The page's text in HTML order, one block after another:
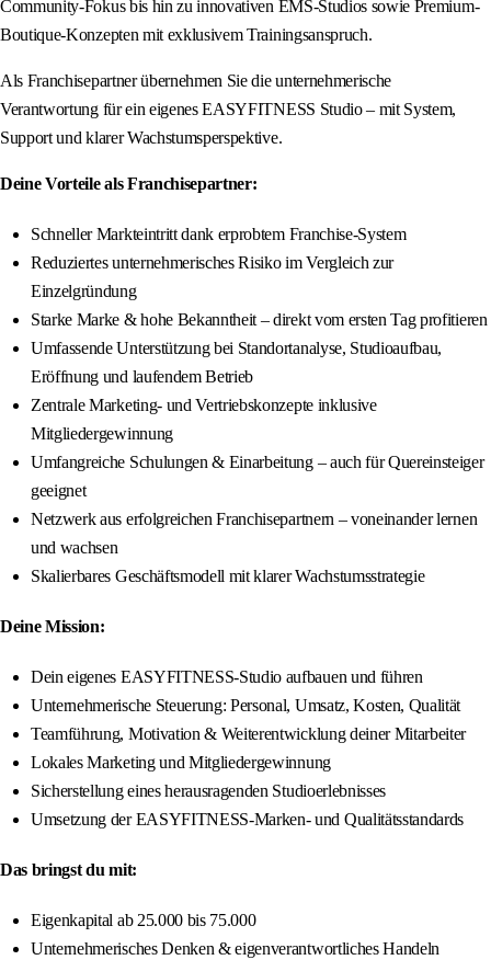
Community-Fokus bis hin zu innovativen EMS-Studios sowie Premium-
Boutique-Konzepten mit exklusivem Trainingsanspruch.
Als Franchisepartner übernehmen Sie die unternehmerische
Verantwortung für ein eigenes EASYFITNESS Studio – mit System,
Support und klarer Wachstumsperspektive.
Deine Vorteile als Franchisepartner:
Schneller Markteintritt dank erprobtem Franchise-System
Reduziertes unternehmerisches Risiko im Vergleich zur
Einzelgründung
Starke Marke & hohe Bekanntheit – direkt vom ersten Tag profitieren
Umfassende Unterstützung bei Standortanalyse, Studioaufbau,
Eröffnung und laufendem Betrieb
Zentrale Marketing- und Vertriebskonzepte inklusive
Mitgliedergewinnung
Umfangreiche Schulungen & Einarbeitung – auch für Quereinsteiger
geeignet
Netzwerk aus erfolgreichen Franchisepartnern – voneinander lernen
und wachsen
Skalierbares Geschäftsmodell mit klarer Wachstumsstrategie
Deine Mission:
Dein eigenes EASYFITNESS-Studio aufbauen und führen
Unternehmerische Steuerung: Personal, Umsatz, Kosten, Qualität
Teamführung, Motivation & Weiterentwicklung deiner Mitarbeiter
Lokales Marketing und Mitgliedergewinnung
Sicherstellung eines herausragenden Studioerlebnisses
Umsetzung der EASYFITNESS-Marken- und Qualitätsstandards
Das bringst du mit:
Eigenkapital ab 25.000 bis 75.000
Unternehmerisches Denken & eigenverantwortliches Handeln